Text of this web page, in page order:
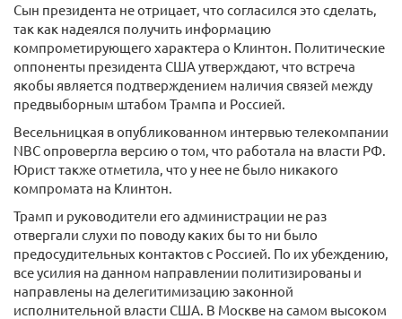
Сын президента не отрицает, что согласился это сделать,
так как надеялся получить информацию
компрометирующего характера о Клинтон. Политические
оппоненты президента США утверждают, что встреча
якобы является подтверждением наличия связей между
предвыборным штабом Трампа и Россией.
Весельницкая в опубликованном интервью телекомпании
NBC опровергла версию о том, что работала на власти РФ.
Юрист также отметила, что у нее не было никакого
компромата на Клинтон.
Трамп и руководители его администрации не раз
отвергали слухи по поводу каких бы то ни было
предосудительных контактов с Россией. По их убеждению,
все усилия на данном направлении политизированы и
направлены на делегитимизацию законной
исполнительной власти США. В Москве на самом высоком